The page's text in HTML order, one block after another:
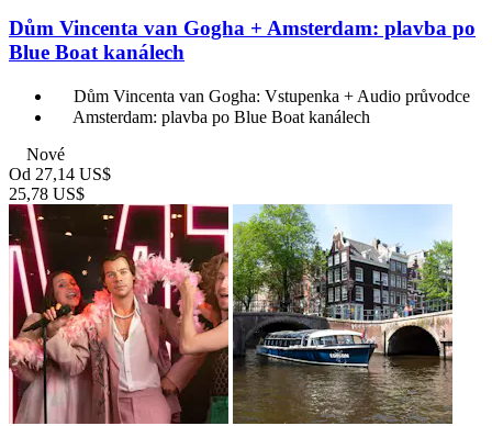
Dům Vincenta van Gogha + Amsterdam: plavba po
Blue Boat kanálech
Dům Vincenta van Gogha: Vstupenka + Audio průvodce
Amsterdam: plavba po Blue Boat kanálech
Nové
Od 27,14 US$
25,78 US$